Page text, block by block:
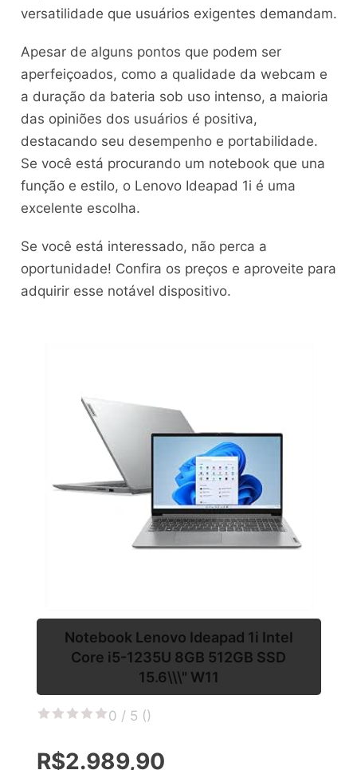
versatilidade que usuários exigentes demandam.
Apesar de alguns pontos que podem ser
aperfeiçoados, como a qualidade da webcam e
a duração da bateria sob uso intenso, a maioria
das opiniões dos usuários é positiva,
destacando seu desempenho e portabilidade.
Se você está procurando um notebook que una
função e estilo, o Lenovo Ideapad 1i é uma
excelente escolha.
Se você está interessado, não perca a
oportunidade! Confira os preços e aproveite para
adquirir esse notável dispositivo.
Notebook Lenovo Ideapad 1i Intel
Core i5-1235U 8GB 512GB SSD
15.6\\\" W11
0 / 5 ()
R$2.989,90